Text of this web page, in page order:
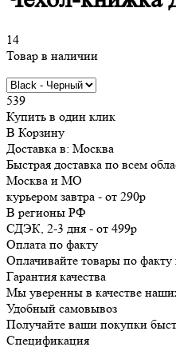
14
Товар в наличии
539
Купить в один клик
В Корзину
Доставка в: Москва
Быстрая доставка по всем
Москва и МО
курьером завтра - от 290р
В регионы РФ
СДЭК, 2-3 дня - от 499р
Оплата по факту
Оплачивайте товары по факту
Гарантия качества
Мы уверенны в качестве
Удобный самовывоз
Получайте ваши покупки
Спецификация